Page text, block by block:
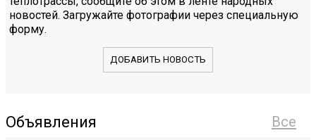
новостей. Загружайте фотографии через специальную
форму.
ДОБАВИТЬ НОВОСТЬ
Все
Объявления